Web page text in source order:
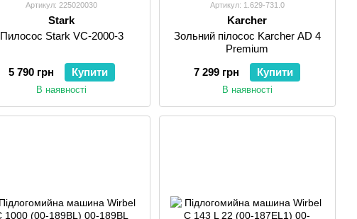
Артикул: 225020030
Stark
Пилосос Stark VC-2000-3
5 790 грн Купити
В наявності
Артикул: 1.629-731.0
Karcher
Зольний пілосос Karcher AD 4
Premium
7 299 грн
Купити
В наявності